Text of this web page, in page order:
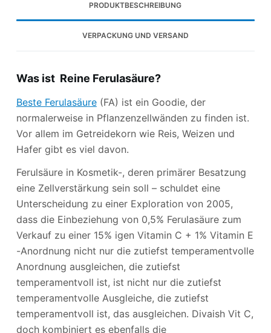
PRODUKTBESCHREIBUNG
VERPACKUNG UND VERSAND
Was ist Reine Ferulasäure?
Beste Ferulasäure(FA) ist ein Goodie, der
normalerweise in Pflanzenzellwänden zu finden ist.
Vor allem im Getreidekorn wie Reis, Weizen und
Hafer gibt es viel davon.
Ferulsäure in Kosmetik-, deren primärer Besatzung
eine Zellverstärkung sein soll – schuldet eine
Unterscheidung zu einer Exploration von 2005,
dass die Einbeziehung von 0,5% Ferulasäure zum
Verkauf zu einer 15% igen Vitamin C + 1% Vitamin E
-Anordnung nicht nur die zutiefst temperamentvolle
Anordnung ausgleichen, die zutiefst
temperamentvoll ist, ist nicht nur die zutiefst
temperamentvolle Ausgleiche, die zutiefst
temperamentvoll ist, das ausgleichen. Divaish Vit C,
doch kombiniert es ebenfalls die